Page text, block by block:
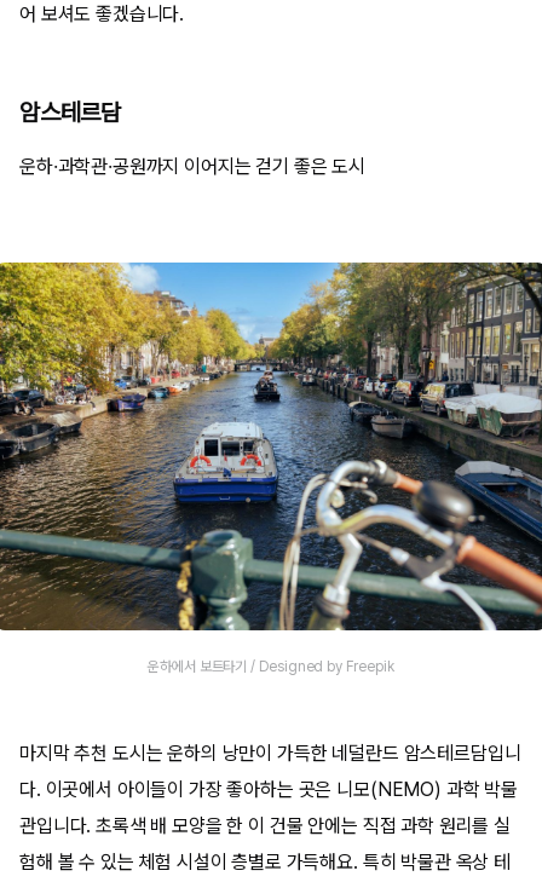
어 보셔도 좋겠습니다.
암스테르담
운하·과학관·공원까지 이어지는 걷기 좋은 도시
운하에서 보트타기 / Designed by Freepik
마지막 추천 도시는 운하의 낭만이 가득한 네덜란드 암스테르담입니
다. 이곳에서 아이들이 가장 좋아하는 곳은 니모(NEMO) 과학 박물
관입니다. 초록색 배 모양을 한 이 건물 안에는 직접 과학 원리를 실
험해 볼 수 있는 체험 시설이 층별로 가득해요. 특히 박물관 옥상 테